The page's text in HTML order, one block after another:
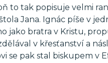
to tak popisuje velmi
Jana. Ignác píše v
jako bratra v Kristu,
v křesťanství a
se pak stal biskupem v